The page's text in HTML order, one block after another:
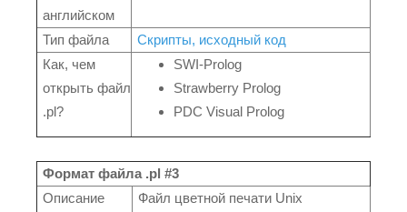
английском
Тип файла
Скрипты, исходный код
Как, чем
открыть файл
.pl?
SWI-Prolog
Strawberry Prolog
PDC Visual Prolog
Формат файла .pl #3
Описание
Файл цветной печати Unix